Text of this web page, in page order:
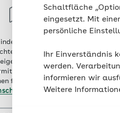
Schaltfläche
eingesetzt. Mit
persönliche
Ihr Einverständnis
werden.
informieren wir
Weitere
Sie externen Inhalt von
Sie darauf hinweisen,
des Inhalts Daten an
werden. Weitere
finden Sie in unserer
.